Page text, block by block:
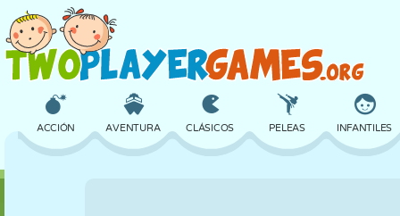
ACCIÓN AVENTURA CLÁSICOS PELEAS INFANTILES